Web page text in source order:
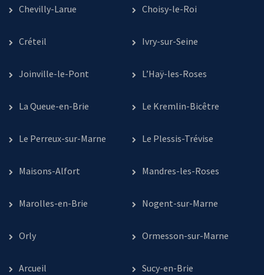
Chevilly-Larue Choisy-le-Roi
Créteil Ivry-sur-Seine
Joinville-le-Pont L’Haÿ-les-Roses
La Queue-en-Brie Le Kremlin-Bicêtre
Le Perreux-sur-Marne Le Plessis-Trévise
Maisons-Alfort Mandres-les-Roses
Marolles-en-Brie Nogent-sur-Marne
Orly Ormesson-sur-Marne
Arcueil Sucy-en-Brie